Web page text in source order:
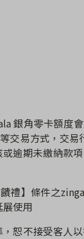
銀角零卡額度
交易方式，交易
逾期未繳納款
禮】條件之
使用
恕不接受客人